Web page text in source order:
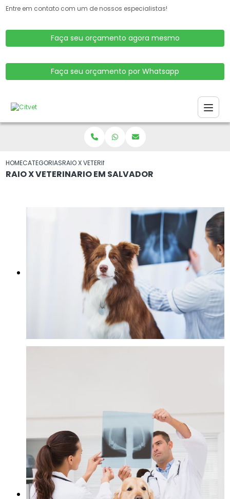
Entre em contato com um de nossos especialistas!
Faça seu orçamento agora mesmo
Faça seu orçamento por Whatsapp
HOMECATEGORIASRAIO X VETERINARIO EM SALVADOR
RAIO X VETERINARIO EM SALVADOR